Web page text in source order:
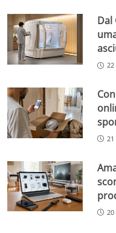
Dal
22
21